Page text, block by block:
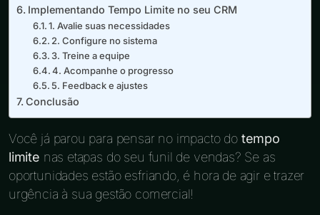
Implementando Tempo Limite no seu CRM
1. Avalie suas necessidades
2. Configure no sistema
3. Treine a equipe
4. Acompanhe o progresso
5. Feedback e ajustes
Conclusão
Você já parou para pensar no impacto do tempo
limite nas etapas do seu funil de vendas? Se as
oportunidades estão esfriando, é hora de agir e trazer
urgência à sua gestão comercial!